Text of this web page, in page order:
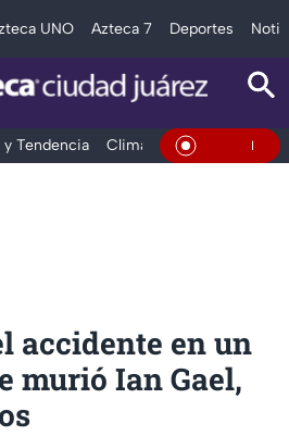
UNO Azteca 7 Deportes
y Tendencia Clima Deportes En Vivo
accidente en un
murió Ian Gael,